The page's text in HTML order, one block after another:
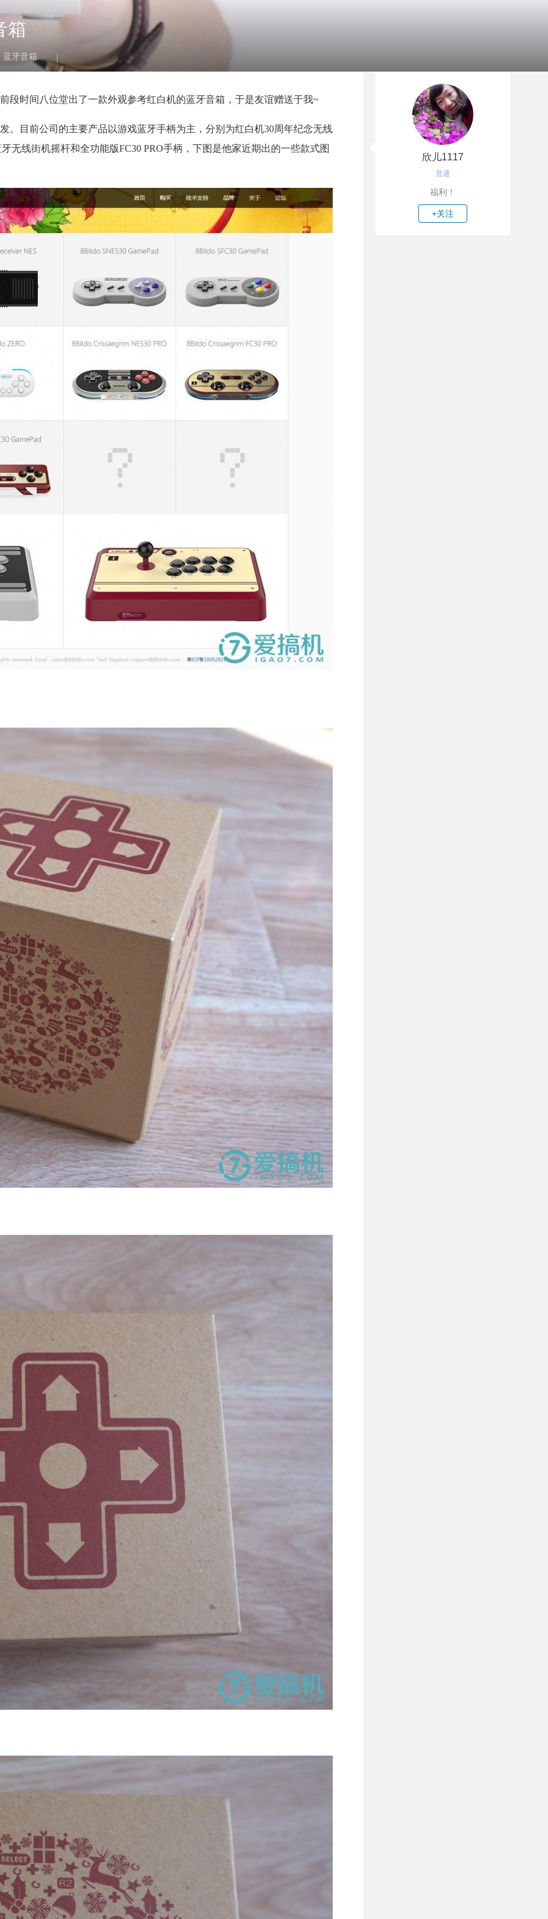
箱
蓝牙音箱
段时间八位堂出了一款外观参考红白机的蓝牙音箱，于是友谊赠送于我~
。目前公司的主要产品以游戏蓝牙手柄为主，分别为红白机30周年纪念无线
无线街机摇杆和全功能版FC30 PRO手柄，下图是他家近期出的一些款式图
欣儿1117
普通
福利！
+关注